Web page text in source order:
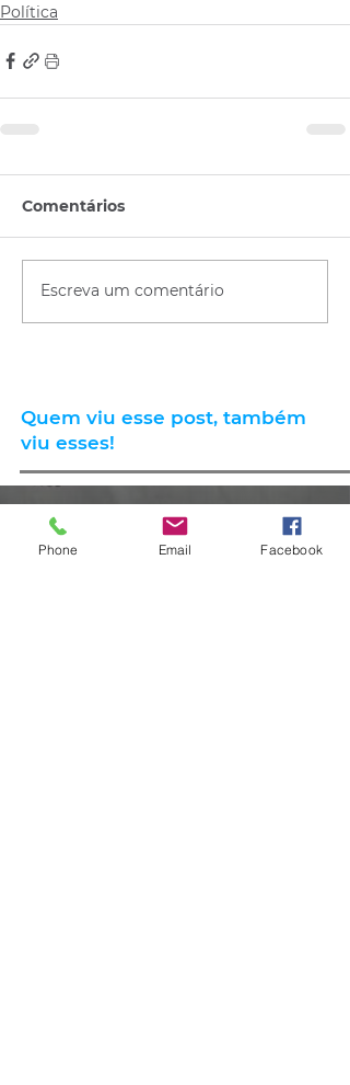
Política
Comentários
Escreva um comentário
Quem viu esse post, também
viu esses!
há 16 horas 2 min de leitura
Phone Email Facebook